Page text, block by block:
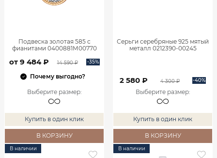
Подвеска золотая 585 с
фианитами 0400881М00770
от 9 484 ₽ 14 590 ₽ -35%
Почему выгодно?
Выберите размер:
Купить в один клик
В КОРЗИНУ
Серьги серебряные 925 мятый
металл 0212390-00245
2 580 ₽ 4 300 ₽ -40%
Выберите размер:
Купить в один клик
В КОРЗИНУ
В наличии В наличии